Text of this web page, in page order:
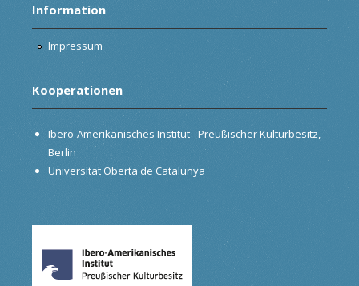
Information
Impressum
Kooperationen
Ibero-Amerikanisches Institut - Preußischer Kulturbesitz,
Berlin
Universitat Oberta de Catalunya